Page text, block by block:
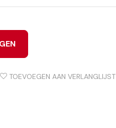
TOEVOEGEN AAN VERLANGLIJST